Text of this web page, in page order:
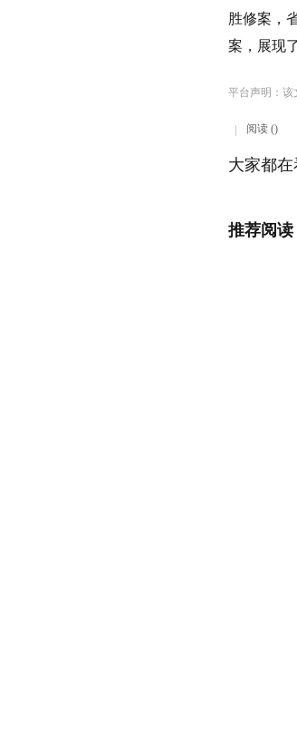
胜修案，
案，展现
平台声明：该
阅读 ()
大家都在
推荐阅读